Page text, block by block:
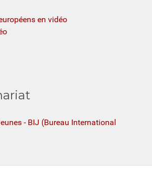
en vidéo
- BIJ (Bureau International